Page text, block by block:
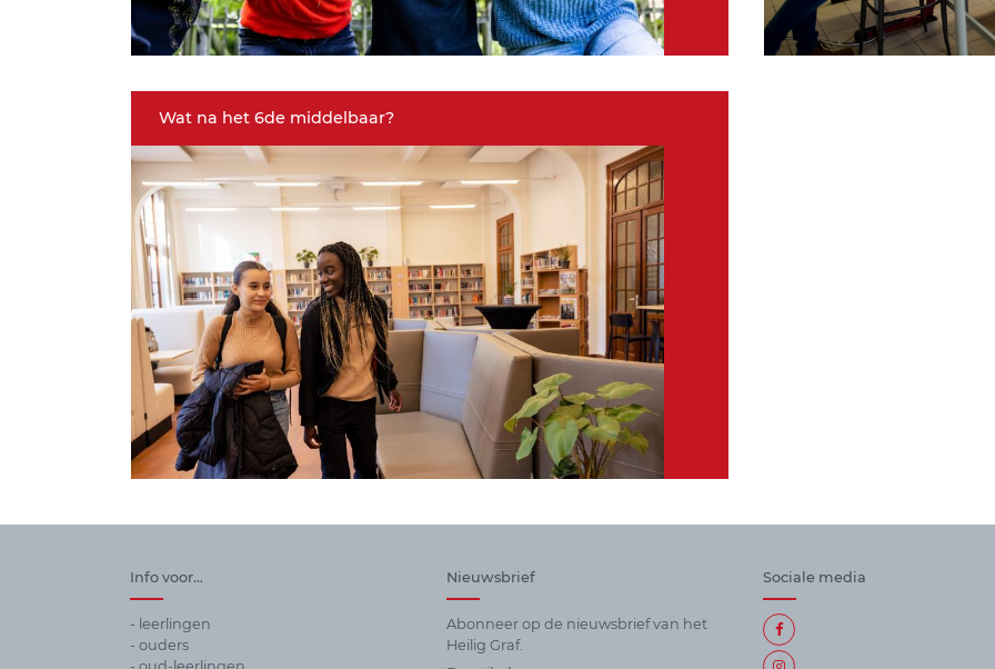
Wat na het 6de middelbaar?
Info voor...
- leerlingen
- ouders
Nieuwsbrief
Abonneer op de nieuwsbrief van het
Heilig Graf.
Sociale media